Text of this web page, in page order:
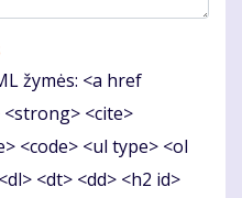
žymės: <a href
<cite>
<code> <ul type> <ol
<dt> <dd> <h2 id>